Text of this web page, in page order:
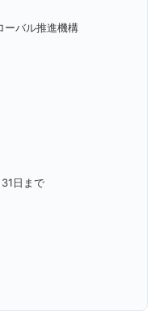
ーバル推進機構
日まで